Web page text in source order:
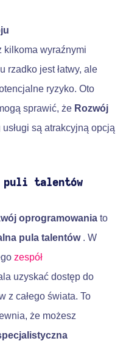
kilkoma wyraźnymi
rzadko jest łatwy, ale
ryzyko. Oto
sprawić, że Rozwój
usługi są atrakcyjną opcją
puli talentów
oprogramowania to
pula talentów . W
zespół
uzyskać dostęp do
z całego świata. To
że możesz